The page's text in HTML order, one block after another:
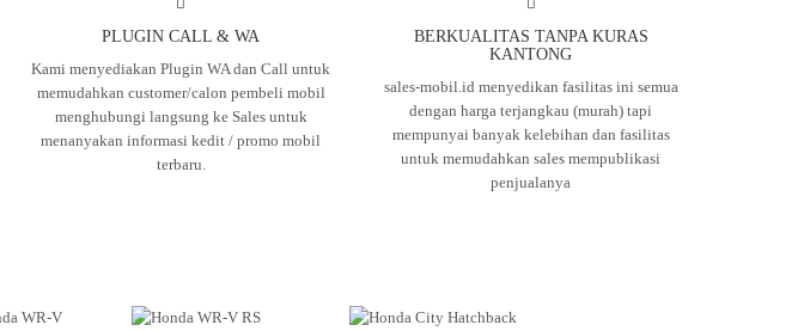
PLUGIN CALL & WA
Kami menyediakan Plugin WA dan Call untuk
memudahkan customer/calon pembeli mobil
menghubungi langsung ke Sales untuk
menanyakan informasi kedit / promo mobil
terbaru.
BERKUALITAS TANPA KURAS
KANTONG
sales-mobil.id menyedikan fasilitas ini semua
dengan harga terjangkau (murah) tapi
mempunyai banyak kelebihan dan fasilitas
untuk memudahkan sales mempublikasi
penjualanya